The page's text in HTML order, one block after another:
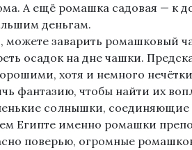
А ещё ромашка садовая — к
деньгам.
можете заварить ромашковый
осадок на дне чашки.
хотя и немного
фантазию, чтобы найти их
солнышки, соединяющие
Египте именно ромашки
поверью, огромные